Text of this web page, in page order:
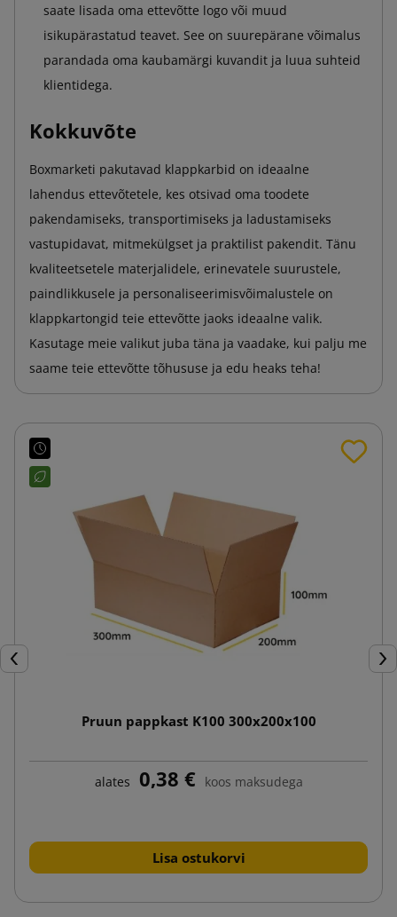
saate lisada oma ettevõtte logo või muud
isikupärastatud teavet. See on suurepärane võimalus
parandada oma kaubamärgi kuvandit ja luua suhteid
klientidega.
Kokkuvõte
Boxmarketi pakutavad klappkarbid on ideaalne
lahendus ettevõtetele, kes otsivad oma toodete
pakendamiseks, transportimiseks ja ladustamiseks
vastupidavat, mitmekülgset ja praktilist pakendit. Tänu
kvaliteetsetele materjalidele, erinevatele suurustele,
paindlikkusele ja personaliseerimisvõimalustele on
klappkartongid teie ettevõtte jaoks ideaalne valik.
Kasutage meie valikut juba täna ja vaadake, kui palju me
saame teie ettevõtte tõhususe ja edu heaks teha!
Eelmine
Pruun pappkast K100 300x200x100
alates 0,38 € koos maksudega
Lisa ostukorvi